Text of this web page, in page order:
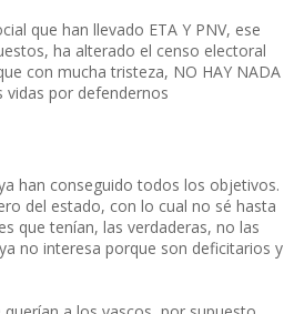
que han llevado ETA Y PNV, ese
ha alterado el censo electoral
con mucha tristeza, NO HAY NADA
vidas por defendernos
han conseguido todos los objetivos.
del estado, con lo cual no sé hasta
que tenían, las verdaderas, no las
no interesa porque son deficitarios y